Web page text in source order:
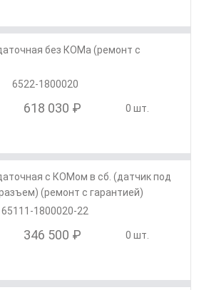
без КОМа (ремонт с
6522-1800020
618 030 ₽ 0 шт.
с КОМом в сб. (датчик под
(ремонт с гарантией)
65111-1800020-22
346 500 ₽ 0 шт.